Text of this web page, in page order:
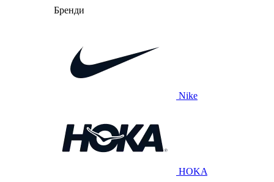
Бренди
Nike
HOKA